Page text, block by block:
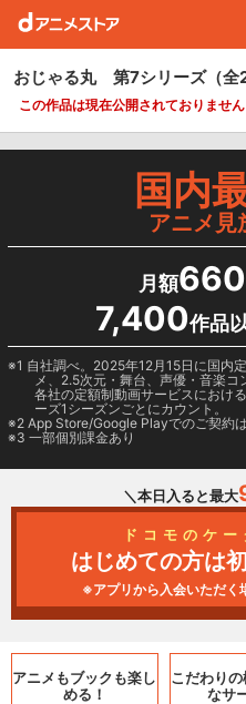
おじゃる丸 第7シリーズ（全
この作品は現在公開されておりません
国内
アニメ見
月額660
7,400作品
1 自社調べ。2025年12月15日に国内
メ、2.5次元・舞台、声優・音楽コ
各社の定額制動画サービスにおけ
ーズ1シーズンごとにカウント。
2 App Store/Google Playでのご契約
3 一部個別課金あり
＼本日入ると最大
ドコモのケ
はじめての方は
※アプリから入会いただく
アニメもブックも楽し
める！
こだわりの
なサ